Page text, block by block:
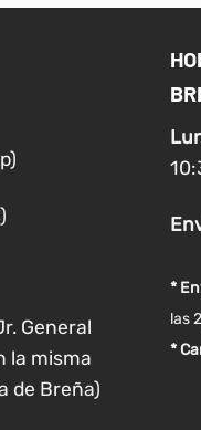
General
la misma
de Breña)
*
las
*